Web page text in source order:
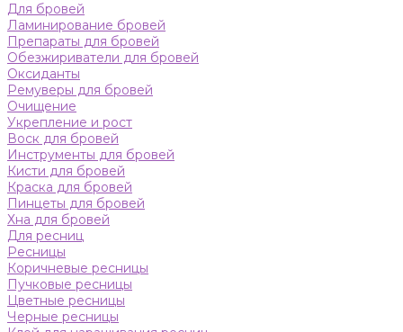
Для бровей
Ламинирование бровей
Препараты для бровей
Обезжириватели для бровей
Оксиданты
Ремуверы для бровей
Очищение
Укрепление и рост
Воск для бровей
Инструменты для бровей
Кисти для бровей
Краска для бровей
Пинцеты для бровей
Хна для бровей
Для ресниц
Ресницы
Коричневые ресницы
Пучковые ресницы
Цветные ресницы
Черные ресницы